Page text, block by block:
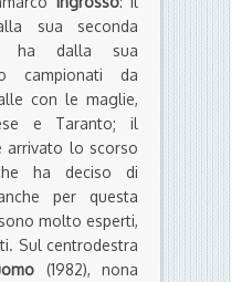
sua seconda
ha dalla sua
campionati da
con le maglie,
e Taranto; il
arrivato lo scorso
ha deciso di
per questa
molto esperti,
Sul centrodestra
(1982), nona